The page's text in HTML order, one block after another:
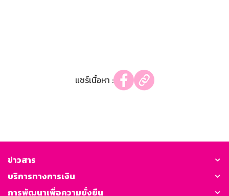
แชร์เนื้อหา :
ข่าวสาร
บริการทางการเงิน
การพัฒนาเพื่อความยั่งยืน